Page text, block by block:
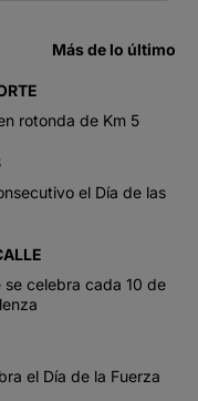
Más de lo último
rotonda de Km 5
el Día de las
celebra cada 10 de
el Día de la Fuerza